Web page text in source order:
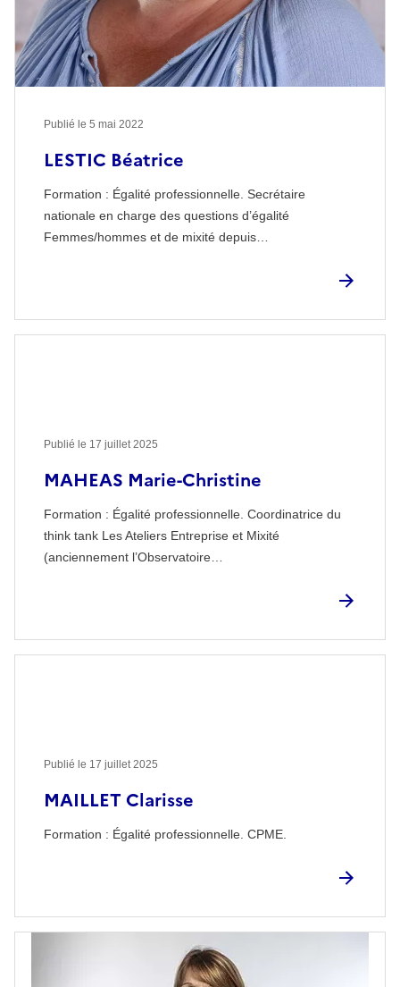
LESTIC Béatrice
Formation : Égalité professionnelle. Secrétaire
nationale en charge des questions d’égalité
Femmes/hommes et de mixité depuis…
Publié le 5 mai 2022
MAHEAS Marie-Christine
Formation : Égalité professionnelle. Coordinatrice du
think tank Les Ateliers Entreprise et Mixité
(anciennement l’Observatoire…
Publié le 17 juillet 2025
MAILLET Clarisse
Formation : Égalité professionnelle. CPME.
Publié le 17 juillet 2025